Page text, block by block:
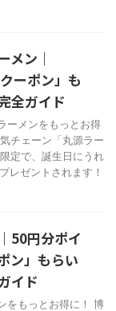
メン｜
ーポン」も
全ガイド
ーメンをもっとお得
チェーン「丸源ラー
定で、誕生日にうれ
レゼントされます！
50円分ポイ
ン」もらい
イド
をもっとお得に！ 博